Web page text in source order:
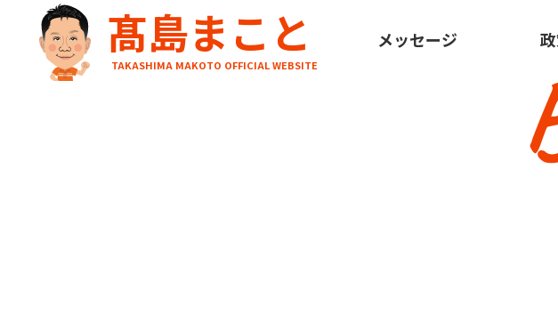
髙島まこと
TAKASHIMA MAKOTO OFFICIAL WEBSITE
メッセージ
HOME ブログ 今 伊丹空港